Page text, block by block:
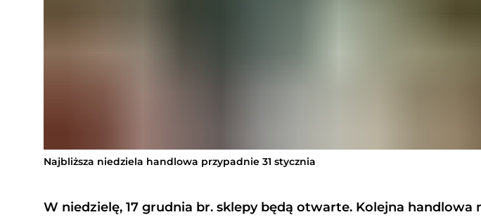
Najbliższa niedziela handlowa przypadnie 31 stycznia
W niedzielę, 17 grudnia br. sklepy będą otwarte. Kolejna handlowa